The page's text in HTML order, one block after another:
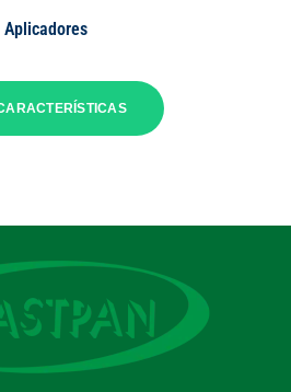
Aplicadores